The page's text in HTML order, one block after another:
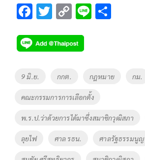
F
e
b
o
k
T
tt
er
C
p
y
n
k
Li
Tags
9 มิ.ย. กกต. กฎหมาย กม.
คณะกรรมการการเลือกตั้ง
พ.ร.ป.ว่าด้วยการได้มาซึ่งสมาชิกวุฒิสภา
ลุยไฟ ศาล รธน. ศาลรัฐธรรมนูญ